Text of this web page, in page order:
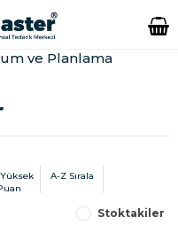
ve Planlama
A-Z Sırala
Stoktakiler